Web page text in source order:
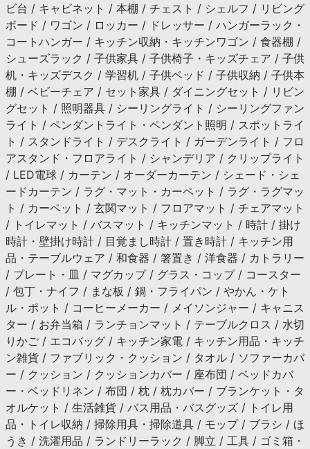
ビ台 / キャビネット / 本棚 / チェスト / シェルフ / リビング
ボード / ワゴン / ロッカー / ドレッサー / ハンガーラック・
コートハンガー / キッチン収納・キッチンワゴン / 食器棚 /
シューズラック / 子供家具 / 子供椅子・キッズチェア / 子供
机・キッズデスク / 学習机 / 子供ベッド / 子供収納 / 子供本
棚 / ベビーチェア / セット家具 / ダイニングセット / リビン
グセット / 照明器具 / シーリングライト / シーリングファン
ライト / ペンダントライト・ペンダント照明 / スポットライ
ト / スタンドライト / デスクライト / ガーデンライト / フロ
アスタンド・フロアライト / シャンデリア / クリップライト
/ LED電球 / カーテン / オーダーカーテン / シェード・シェ
ードカーテン / ラグ・マット・カーペット / ラグ・ラグマッ
ト / カーペット / 玄関マット / フロアマット / チェアマット
/ トイレマット / バスマット / キッチンマット / 時計 / 掛け
時計・壁掛け時計 / 目覚まし時計 / 置き時計 / キッチン用
品・テーブルウェア / 和食器 / 箸置き / 洋食器 / カトラリー
/ プレート・皿 / マグカップ / グラス・コップ / コースター
/ 包丁・ナイフ / まな板 / 鍋・フライパン / やかん・ケト
ル・ポット / コーヒーメーカー / メイソンジャー / キャニス
ター / お弁当箱 / ランチョンマット / テーブルクロス / 水切
りかご / エコバッグ / キッチン家電 / キッチン用品・キッチ
ン雑貨 / ファブリック・クッション / タオル / ソファーカバ
ー / クッション / クッションカバー / 座布団 / ベッドカバ
ー・ベッドリネン / 布団 / 枕 / 枕カバー / ブランケット・タ
オルケット / 生活雑貨 / バス用品・バスグッズ / トイレ用
品・トイレ収納 / 掃除用具・掃除道具 / モップ / ブラシ / ほ
うき / 洗濯用品 / ランドリーラック / 脚立 / 工具 / ゴミ箱・